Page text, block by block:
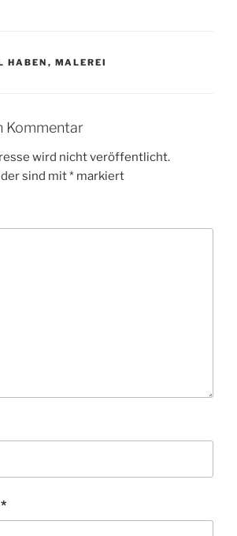
HABEN , MALEREI
Kommentar
wird nicht veröffentlicht.
sind mit* markiert
*